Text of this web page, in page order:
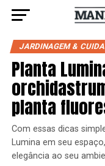
JARDINAGEM &
Planta
planta
Com essas dicas
Lumina em seu
elegância ao seu